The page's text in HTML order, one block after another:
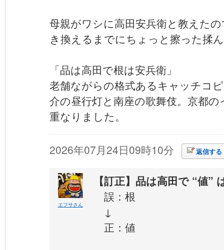
母親がワシに高田安兵衛と教えた
き換えるまでにちょっと擦った揉
「品は高田で根は安兵衛」
老舗ながらの格式あるキャッチコ
介の昼行灯と南座の歌舞伎。京都
重なりました。
2026年07月24日09時10分 返信する
エフサさん
【訂正】品は高田で “値”
誤：根
↓
正：値